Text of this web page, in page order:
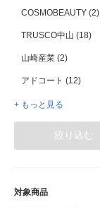
COSMOBEAUTY (2)
TRUSCO中山 (18)
山崎産業 (2)
アドコート (12)
+ もっと見る
絞り込む
対象商品